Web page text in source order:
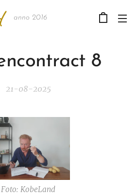
anno 2016
8
21-08-2025
Foto: KobeLand